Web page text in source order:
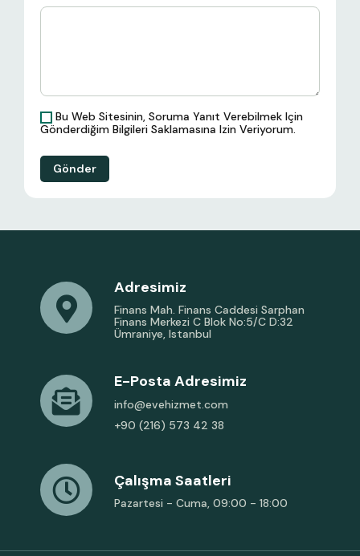
Bu Web Sitesinin, Soruma Yanıt Verebilmek Için
Gönderdiğim Bilgileri Saklamasına Izin Veriyorum.
Gönder
Adresimiz
Finans Mah. Finans Caddesi Sarphan
Finans Merkezi C Blok No:5/C D:32
Ümraniye, Istanbul
E-Posta Adresimiz
info@evehizmet.com
+90 (216) 573 42 38
Çalışma Saatleri
Pazartesi - Cuma, 09:00 - 18:00